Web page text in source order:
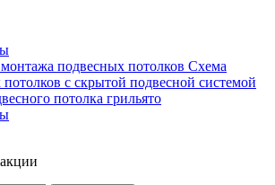
подвесных потолков Схема
с скрытой подвесной системой
потолка грильято